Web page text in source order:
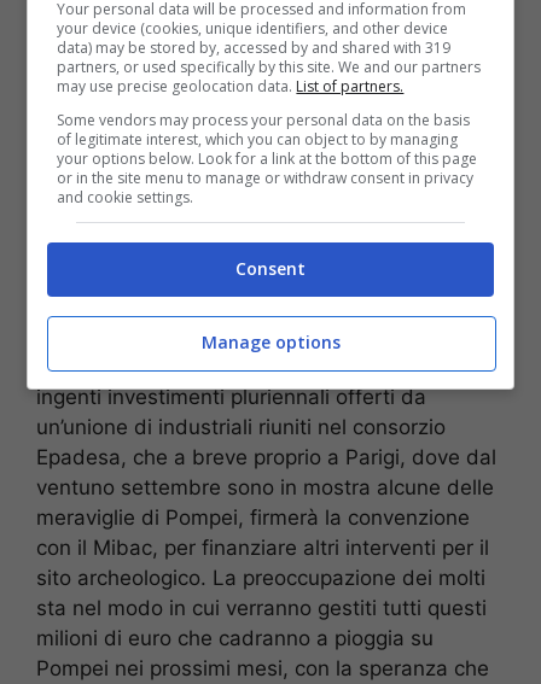
E proprio dalla Francia potrebbero arrivare altri
ingenti investimenti pluriennali offerti da
un’unione di industriali riuniti nel consorzio
Epadesa, che a breve proprio a Parigi, dove dal
ventuno settembre sono in mostra alcune delle
meraviglie di Pompei, firmerà la convenzione
con il Mibac, per finanziare altri interventi per il
sito archeologico. La preoccupazione dei molti
sta nel modo in cui verranno gestiti tutti questi
milioni di euro che cadranno a pioggia su
Pompei nei prossimi mesi, con la speranza che
Your personal data will be processed and information from
your device (cookies, unique identifiers, and other device
data) may be stored by, accessed by and shared with 319
partners, or used specifically by this site. We and our partners
may use precise geolocation data. List of partners.
Some vendors may process your personal data on the basis
of legitimate interest, which you can object to by managing
your options below. Look for a link at the bottom of this page
or in the site menu to manage or withdraw consent in privacy
and cookie settings.
Consent
Manage options